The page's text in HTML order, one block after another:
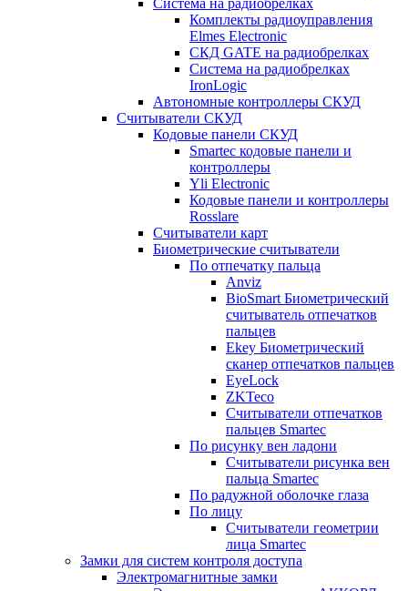
Комплекты радиоуправления
Elmes Electronic
СКД GATE на радиобрелках
Система на радиобрелках
IronLogic
Автономные контроллеры СКУД
Считыватели СКУД
Кодовые панели СКУД
Smartec кодовые панели и
контроллеры
Yli Electronic
Кодовые панели и контроллеры
Rosslare
Считыватели карт
Биометрические считыватели
По отпечатку пальца
Anviz
BioSmart Биометрический
считыватель отпечатков
пальцев
Ekey Биометрический
сканер отпечатков пальцев
EyeLock
ZKTeco
Считыватели отпечатков
пальцев Smartec
По рисунку вен ладони
Считыватели рисунка вен
пальца Smartec
По радужной оболочке глаза
По лицу
Считыватели геометрии
лица Smartec
Замки для систем контроля доступа
Электромагнитные замки